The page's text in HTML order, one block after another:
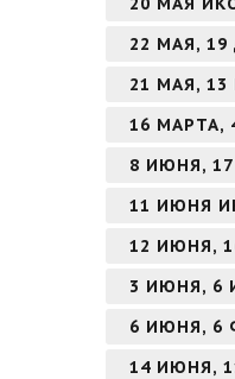
22 МАЯ,
21 МАЯ,
16 МАРТА,
8 ИЮНЯ,
11 ИЮНЯ
12 ИЮНЯ,
3 ИЮНЯ, 6
6 ИЮНЯ, 6
14 ИЮНЯ,